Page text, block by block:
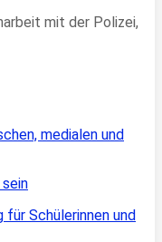
mit der Polizei,
medialen und
für Schülerinnen und